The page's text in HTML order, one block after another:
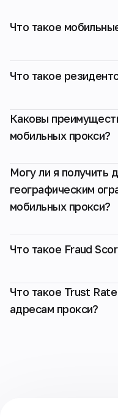
Что такое
Что такое
Каковы
мобильных прокси?
Могу ли я получить
географическим
мобильных прокси?
Что такое Fraud
Что такое Trust
адресам прокси?